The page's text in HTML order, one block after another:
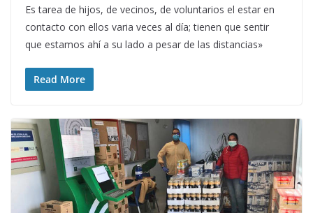
Es tarea de hijos, de vecinos, de voluntarios el estar en
contacto con ellos varia veces al día; tienen que sentir
que estamos ahí a su lado a pesar de las distancias»
Read More